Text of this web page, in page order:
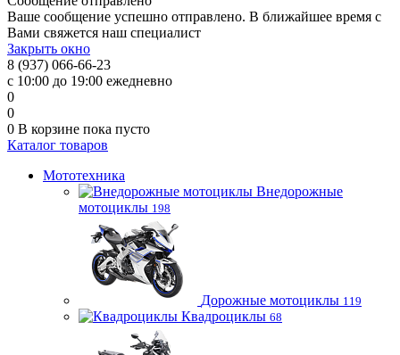
Ваше сообщение успешно отправлено. В ближайшее время с
Вами свяжется наш специалист
Закрыть окно
8 (937) 066-66-23
с 10:00 до 19:00 ежедневно
0
0
0 В корзине пока пусто
Каталог товаров
Мототехника
Внедорожные
мотоциклы 198
Дорожные мотоциклы 119
Квадроциклы 68